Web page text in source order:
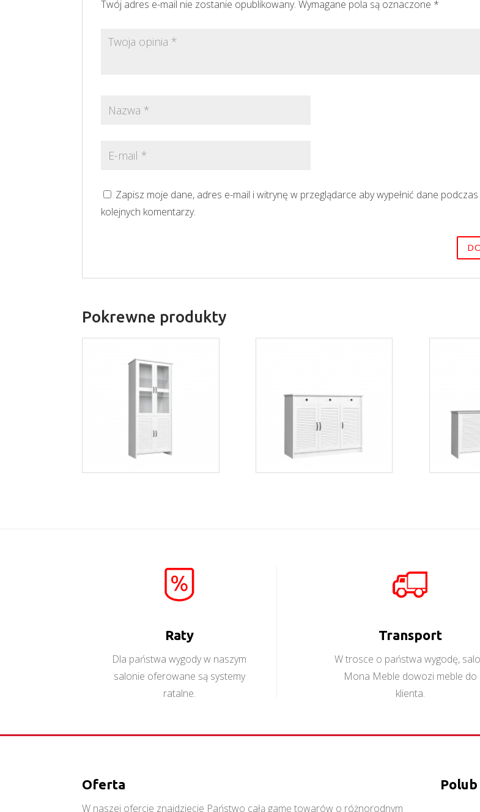
Twój adres e-mail nie zostanie opublikowany. Wymagane pola są oznaczone *
Zapisz moje dane, adres e-mail i witrynę w przeglądarce aby wypełnić dane
kolejnych komentarzy.
Pokrewne produkty
Orient W2DS
Więcej
Raty
Dla państwa wygody w naszym
salonie oferowane są systemy
ratalne.
Transport
W trosce o państwa wygodę,
Mona Meble dowozi meble do
klienta.
Oferta
W naszej ofercie znajdziecie Państwo całą gamę towarów o różnorodnym
Polub